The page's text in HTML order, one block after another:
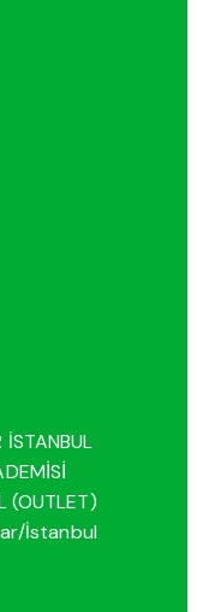
İSTANBUL
(OUTLET)
İstanbul